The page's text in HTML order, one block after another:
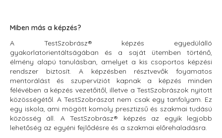
Miben más a képzés?
A TestSzobrász® képzés egyedülálló
gyakorlatorientáltságában és a saját ütemben történő,
élmény alapú tanulásban, amelyet a kis csoportos képzési
rendszer biztosít. A képzésben résztvevők foyamatos
mentorálást és szupervíziót kapnak a képzés minden
félévében a képzés vezetőitől, illetve a TestSzobrászok nyitott
közösségétől. A TestSzobrászat nem csak egy tanfolyam. Ez
egy iskola, ami mögött komoly presztizsű és szakmai tudású
közösség áll. A TestSzobrász® képzés az egyik legjobb
lehetőség az egyéni fejlődésre és a szakmai előrehaladásra.